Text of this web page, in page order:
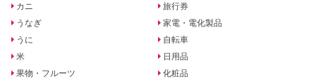
カニ
うなぎ
うに
米
果物・フルーツ
旅行券
家電・電化製品
自転車
日用品
化粧品